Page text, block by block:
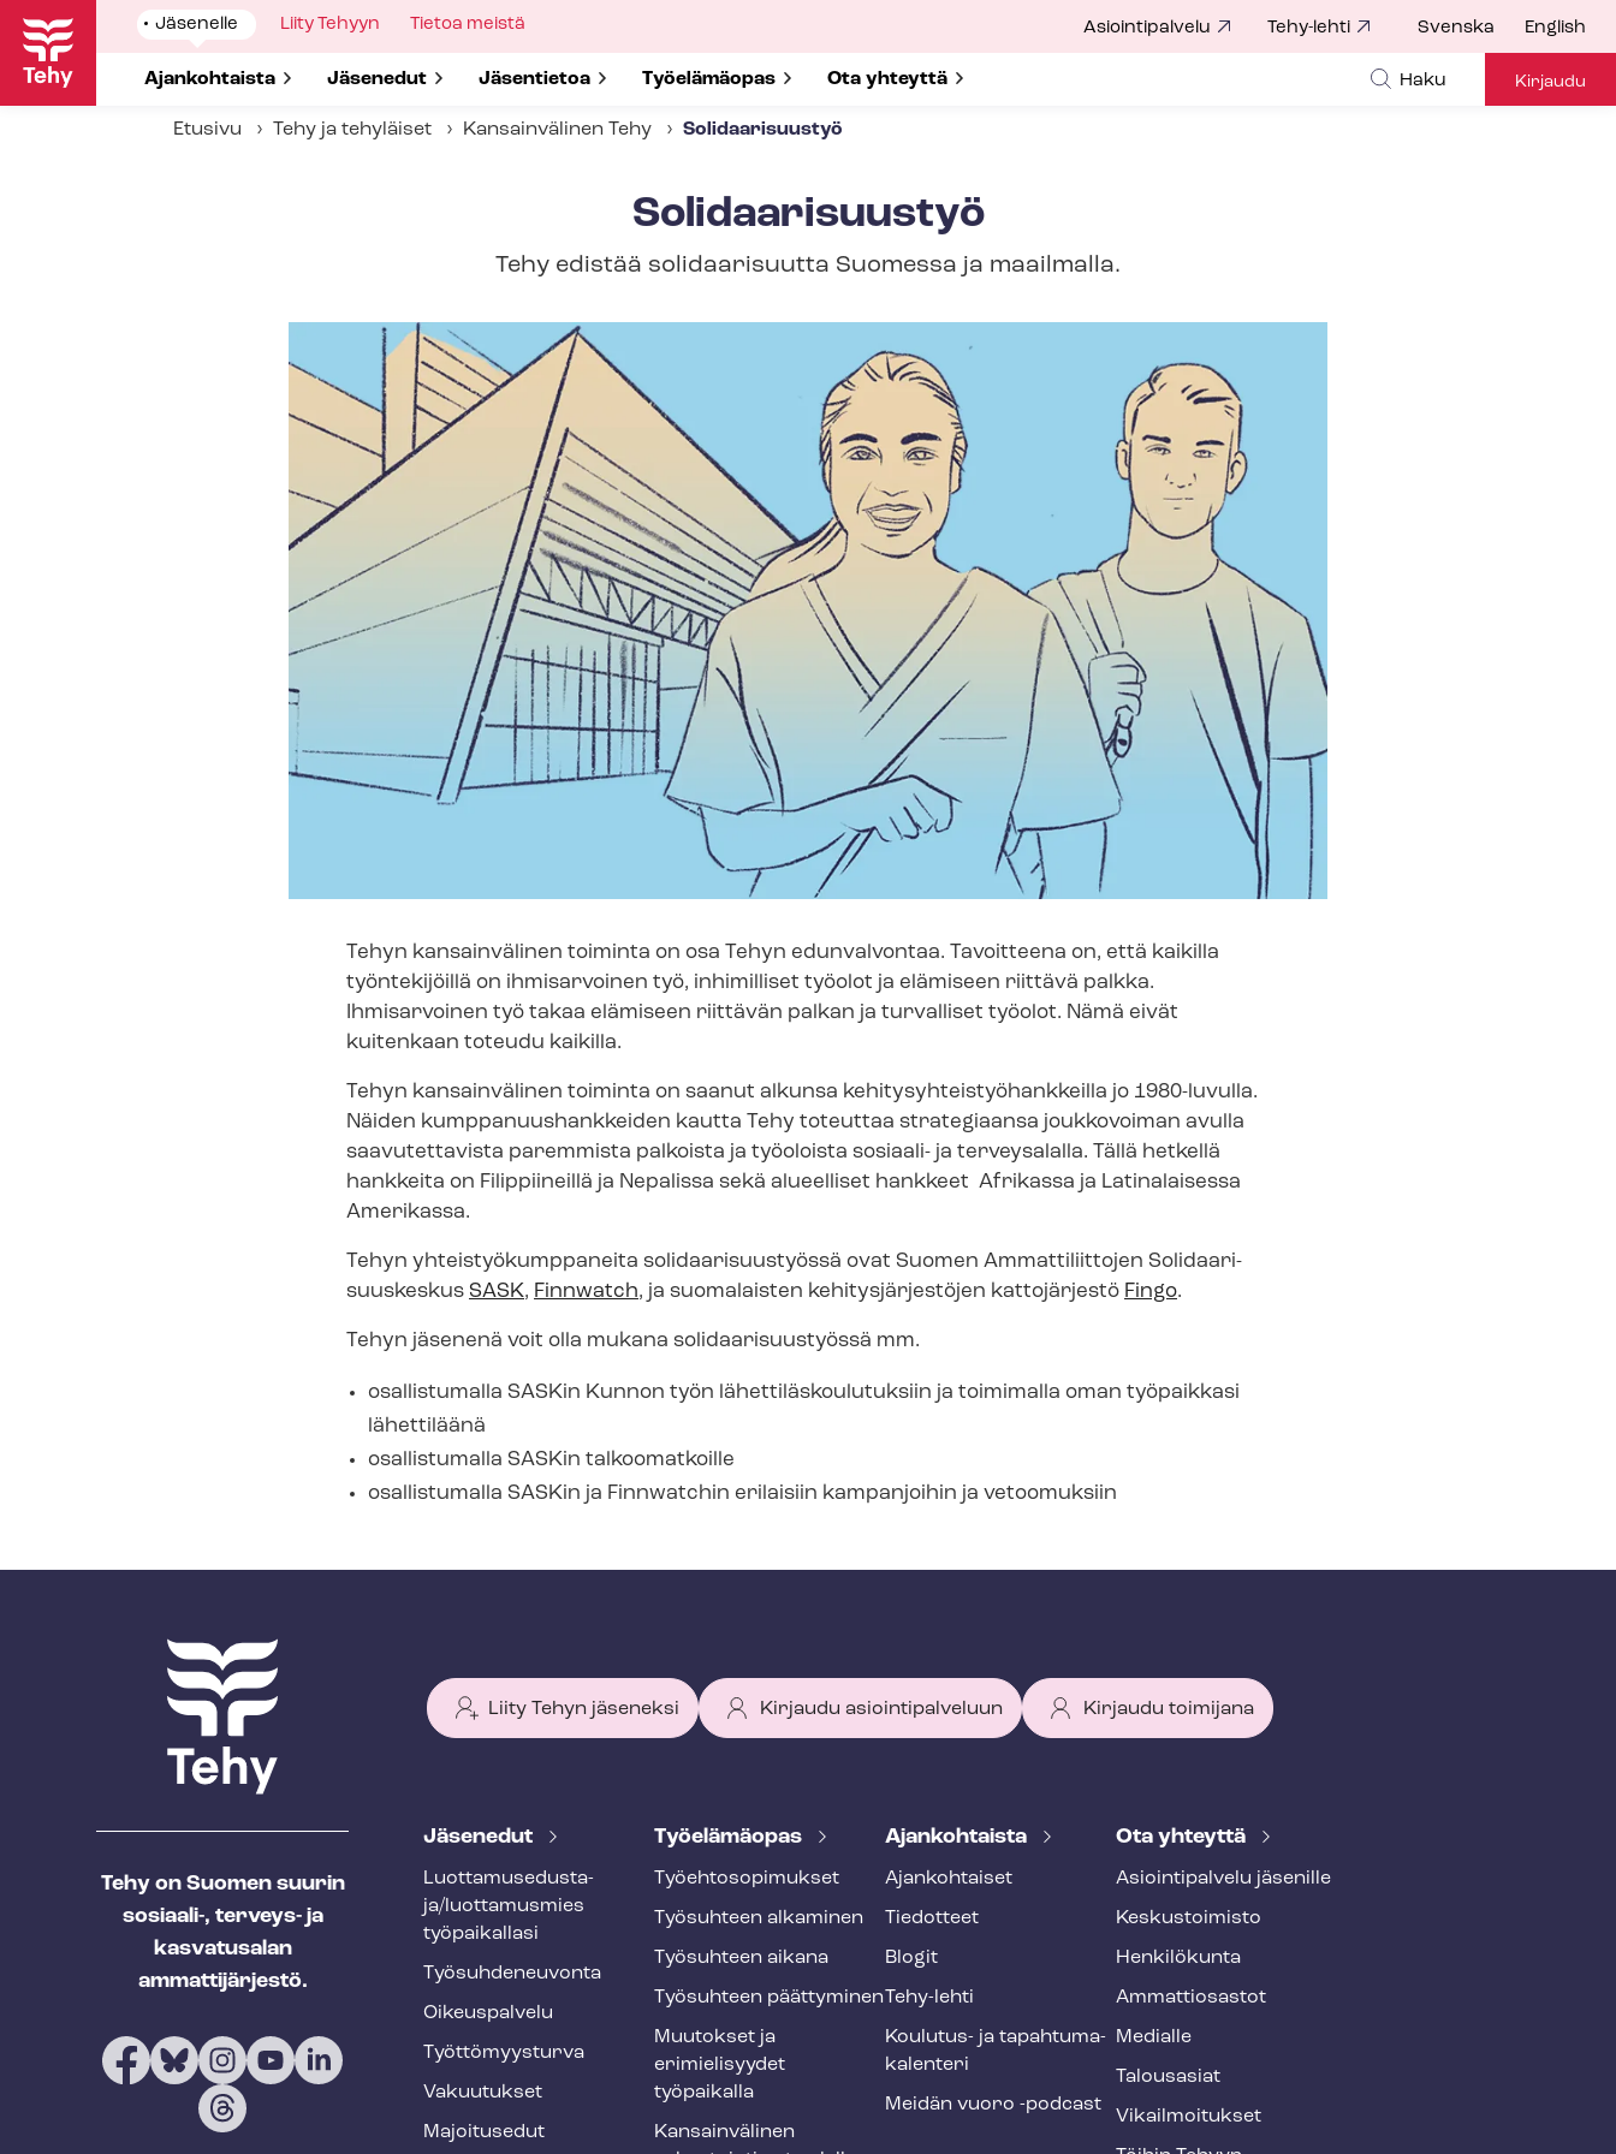
Hyppää
pääsisältöön
Show
submenu
Jäsenelle
Show submenu for
Ajankohtaista Show submenu for
Jäsenedut Show submenu for
Jäsentietoa Show submenu for
Työelämäopas Show submenu for
Ota yhteyttä
Show
Liity Tehyyn
Show
Tietoa meistä Asiointipalvelu Tehy-lehti Svenska English
Haku Kirjaudu
Etusivu Tehy ja tehyläiset Kansainvälinen Tehy Solidaarisuustyö
Solidaarisuustyö
Tehy edistää solidaarisuutta Suomessa ja maailmalla.
Tehyn kansainvälinen toiminta on osa Tehyn edunvalvontaa. Tavoitteena on, että kaikilla
työntekijöillä on ihmisarvoinen työ, inhimilliset työolot ja elämiseen riittävä palkka.
Ihmisarvoinen työ takaa elämiseen riittävän palkan ja turvalliset työolot. Nämä eivät
kuitenkaan toteudu kaikilla.
Tehyn kansainvälinen toiminta on saanut alkunsa ke­hi­ty­syh­teis­työ­hank­keil­la jo 1980-luvulla.
Näiden kump­pa­nuus­hank­kei­den kautta Tehy toteuttaa strategiaansa joukkovoiman avulla
saavutettavista paremmista palkoista ja työoloista sosiaali- ja terveysalalla. Tällä hetkellä
hankkeita on Filippiineillä ja Nepalissa sekä alueelliset hankkeet Afrikassa ja Latinalaisessa
Amerikassa.
Tehyn yh­teis­työ­kump­pa­nei­ta so­li­daa­ri­suus­työs­sä ovat Suomen Ammattiliittojen So­li­daa­ri­
suus­kes­kus SASK, Finnwatch, ja suomalaisten ke­hi­tys­jär­jes­tö­jen kattojärjestö Fingo.
Tehyn jäsenenä voit olla mukana so­li­daa­ri­suus­työs­sä mm.
osallistumalla SASKin Kunnon työn lä­het­ti­läs­kou­lu­tuk­siin ja toimimalla oman työpaikkasi
lähettiläänä
osallistumalla SASKin talkoomatkoille
osallistumalla SASKin ja Finnwatchin erilaisiin kampanjoihin ja vetoomuksiin
Tehy on Suomen suurin
sosiaali-, terveys- ja
kasvatusalan
ammattijärjestö.
Liity Tehyn jäseneksi Kirjaudu asiointipalveluun Kirjaudu toimijana
T
h
y
f
o
o
t
e
Jäsenedut
Luot­ta­muse­dus­ta­
ja/luottamusmies
työpaikallasi
Työ­suh­de­neu­von­ta
Oikeuspalvelu
Työt­tö­myys­tur­va
Vakuutukset
Majoitusedut
Työelämäopas
Työ­eh­to­so­pi­muk­set
Työsuhteen alkaminen
Työsuhteen aikana
Työsuhteen päättyminen
Muutokset ja
erimielisyydet
työpaikalla
Kansainvälinen
Ajankohtaista
Ajankohtaiset
Tiedotteet
Blogit
Tehy-lehti
Koulutus- ja ta­pah­tu­ma­
ka­len­te­ri
Meidän vuoro -podcast
Ota yhteyttä
Asioin­ti­pal­ve­lu jäsenille
Keskustoimisto
Henkilökunta
Ammattiosastot
Medialle
Talousasiat
Vi­kail­moi­tuk­set